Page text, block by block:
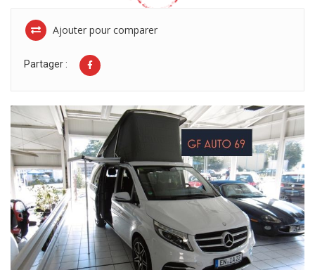
Ajouter pour comparer
Partager :